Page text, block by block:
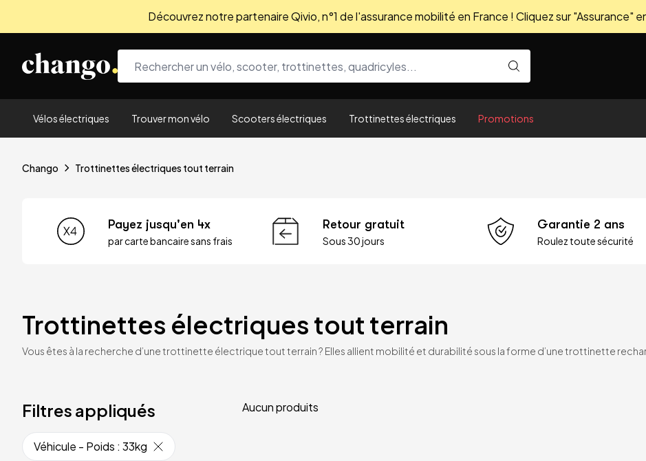
Découvrez notre partenaire Qivio, n°1 de l'assurance mobilité en France ! Cliquez sur "Assurance"
Vélos électriques Trouver mon vélo Scooters électriques Trottinettes électriques Promotions
Chango Trottinettes électriques tout terrain
Payez jusqu'en 4x
par carte bancaire sans frais
Retour gratuit
Sous 30 jours
Garantie 2 ans
Roulez toute sécurité
Trottinettes électriques tout terrain
Vous êtes à la recherche d’une trottinette électrique tout terrain ? Elles allient mobilité et durabilité sous la forme d’une trottinette
Filtres appliqués
Véhicule - Poids : 33kg
Aucun produits